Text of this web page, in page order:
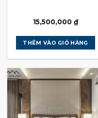
15,500,000 ₫
THÊM VÀO GIỎ HÀNG